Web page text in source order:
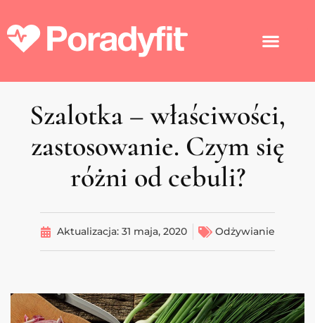
Szalotka – właściwości,
zastosowanie. Czym się
różni od cebuli?
Aktualizacja: 31 maja, 2020 Odżywianie